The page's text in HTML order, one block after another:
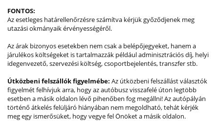
FONTOS:
Az esetleges határellenőrzésre számítva kérjük győződjenek meg
utazási okmányaik érvényességéről.
Az árak bizonyos esetekben nem csak a belépőjegyeket, hanem a
járulékos költségeket is tartalmazzák például adminisztrációs díj, helyi
idegenvezető, szervezési költség, csoportbejelentés, transzfer stb.
Útközbeni felszállók figyelmébe: Az útközbeni felszállást választók
figyelmét felhívjuk arra, hogy az autóbusz visszafelé úton legtöbb
esetben a másik oldalon lévő pihenőben fog megállni! Az autópályán
történő átkelés felüljáró hiányában nem megoldható, tehát kérjék
meg egy ismerősüket, hogy vegye fel Önöket a másik oldalon.